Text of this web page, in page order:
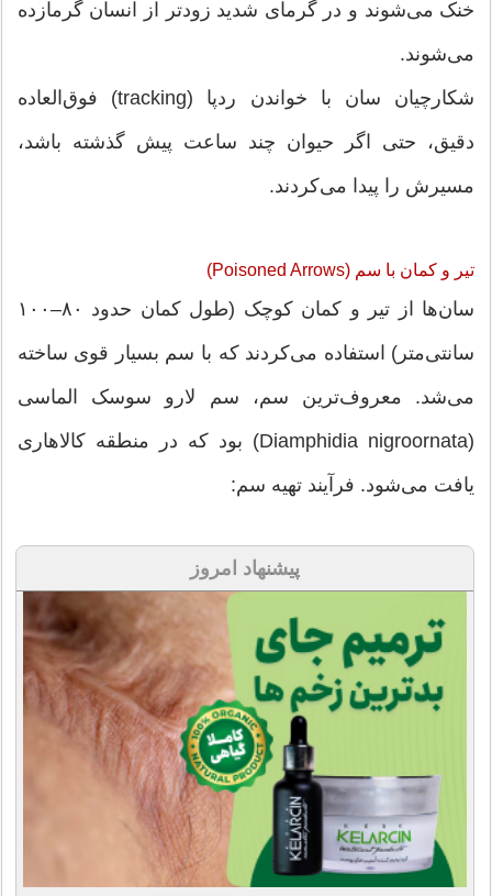
خنک می‌شوند و در گرمای شدید زودتر از انسان گرمازده
می‌شوند.
شکارچیان سان با خواندن ردپا (tracking) فوق‌العاده
دقیق، حتی اگر حیوان چند ساعت پیش گذشته باشد،
مسیرش را پیدا می‌کردند.
تیر و کمان با سم (Poisoned Arrows)
سان‌ها از تیر و کمان کوچک (طول کمان حدود ۸۰–۱۰۰
سانتی‌متر) استفاده می‌کردند که با سم بسیار قوی ساخته
می‌شد. معروف‌ترین سم، سم لارو سوسک الماسی
(Diamphidia nigroornata) بود که در منطقه کالاهاری
یافت می‌شود. فرآیند تهیه سم:
پیشنهاد امروز